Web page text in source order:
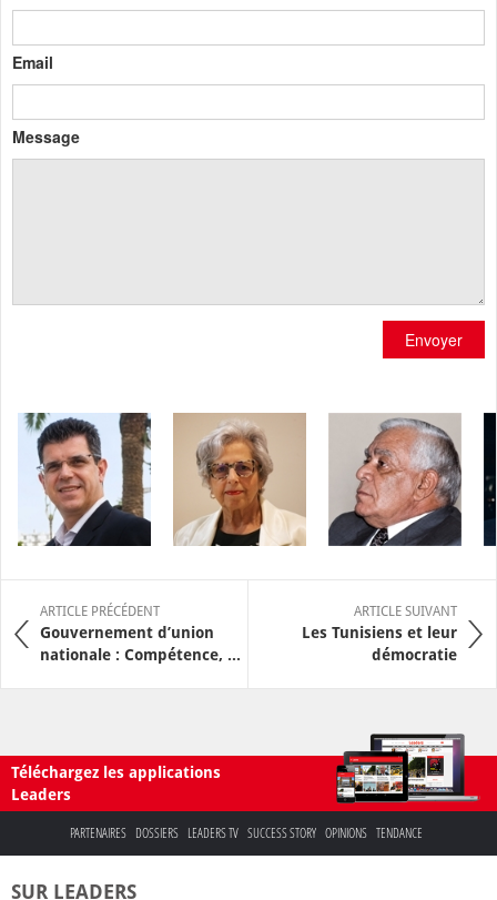
Email
Message
Envoyer
ARTICLE PRÉCÉDENT
Gouvernement d’union
nationale : Compétence, ...
ARTICLE SUIVANT
Les Tunisiens et leur
démocratie
Téléchargez les applications
Leaders
PARTENAIRES DOSSIERS LEADERS TV SUCCESS STORY OPINIONS TENDANCE
SUR LEADERS